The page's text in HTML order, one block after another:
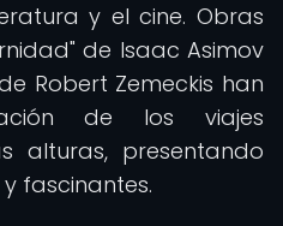
y el cine. Obras
de Isaac Asimov
Robert Zemeckis han
de los viajes
alturas, presentando
fascinantes.